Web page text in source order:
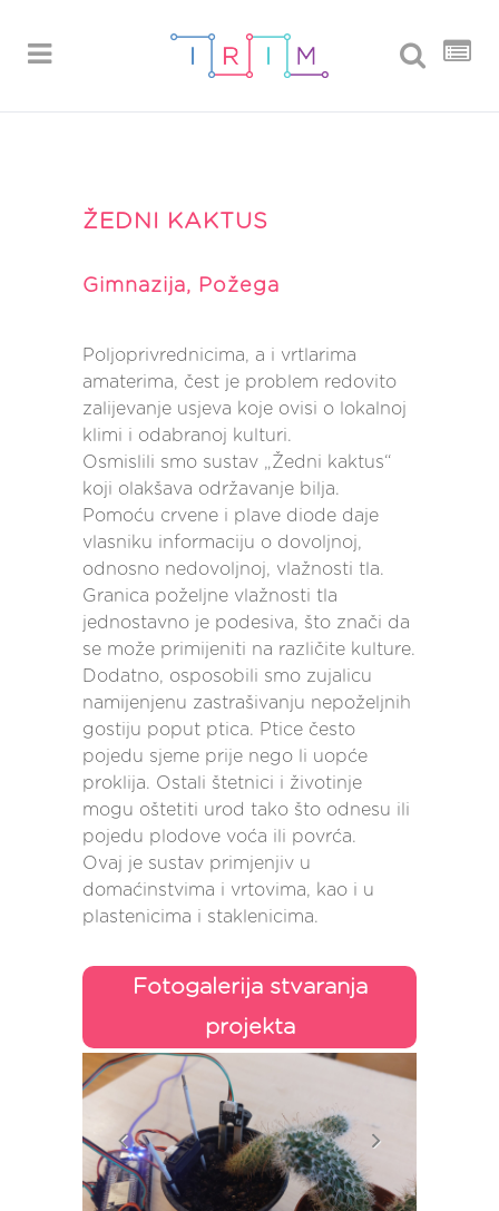
ŽEDNI KAKTUS
Gimnazija, Požega
Poljoprivrednicima, a i vrtlarima
amaterima, čest je problem redovito
zalijevanje usjeva koje ovisi o lokalnoj
klimi i odabranoj kulturi.
Osmislili smo sustav „Žedni kaktus“
koji olakšava održavanje bilja.
Pomoću crvene i plave diode daje
vlasniku informaciju o dovoljnoj,
odnosno nedovoljnoj, vlažnosti tla.
Granica poželjne vlažnosti tla
jednostavno je podesiva, što znači da
se može primijeniti na različite kulture.
Dodatno, osposobili smo zujalicu
namijenjenu zastrašivanju nepoželjnih
gostiju poput ptica. Ptice često
pojedu sjeme prije nego li uopće
proklija. Ostali štetnici i životinje
mogu oštetiti urod tako što odnesu ili
pojedu plodove voća ili povrća.
Ovaj je sustav primjenjiv u
domaćinstvima i vrtovima, kao i u
plastenicima i staklenicima.
Fotogalerija stvaranja
projekta